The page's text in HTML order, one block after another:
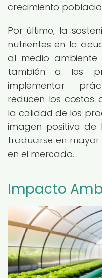
crecimiento
Por último, la
nutrientes en la
al medio
también a los
implementar
reducen los costos
la calidad de los
imagen positiva
traducirse en
en el mercado.
Impacto